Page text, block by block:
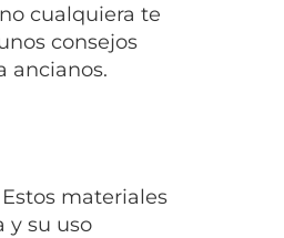
cualquiera te
consejos
ancianos.
materiales
y su uso